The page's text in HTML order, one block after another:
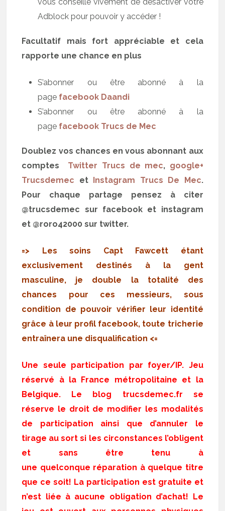
Adblock pour pouvoir y accéder !
Facultatif mais fort appréciable et cela
rapporte une chance en plus
S’abonner ou être abonné à la
page facebook Daandi
S’abonner ou être abonné à la
page facebook Trucs de Mec
Doublez vos chances en vous abonnant aux
comptes Twitter Trucs de mec, google+
Trucsdemec et Instagram Trucs De Mec.
Pour chaque partage pensez à citer
@trucsdemec sur facebook et instagram
et @roro42000 sur twitter.
=> Les soins Capt Fawcett étant
exclusivement destinés à la gent
masculine, je double la totalité des
chances pour ces messieurs, sous
condition de pouvoir vérifier leur identité
grâce à leur profil facebook, toute tricherie
entraînera une disqualification <=
Une seule participation par foyer/IP. Jeu
réservé à la France métropolitaine et la
Belgique. Le blog trucsdemec.fr se
réserve le droit de modifier les modalités
de participation ainsi que d’annuler le
tirage au sort si les circonstances l’obligent
et sans être tenu à
une quelconque réparation à quelque titre
que ce soit! La participation est gratuite et
n’est liée à aucune obligation d’achat! Le